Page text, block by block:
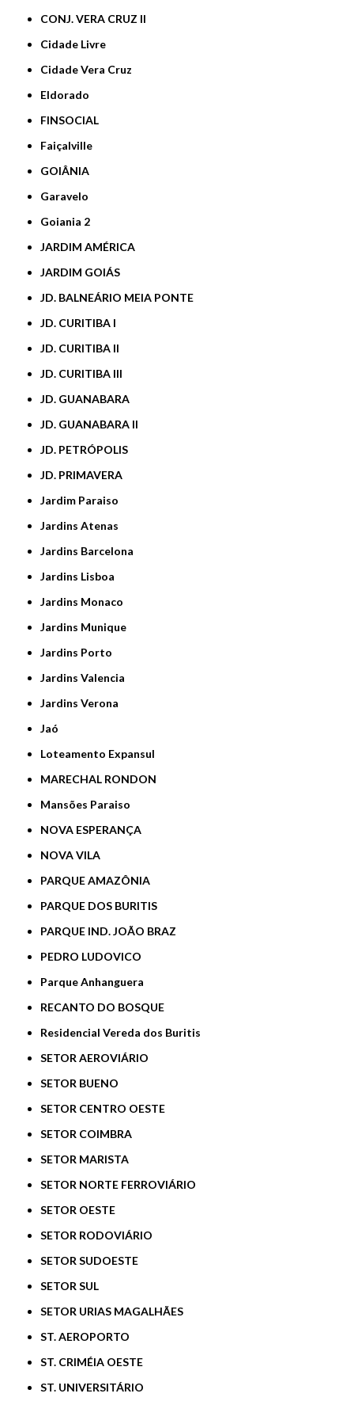
CONJ. VERA CRUZ II
Cidade Livre
Cidade Vera Cruz
Eldorado
FINSOCIAL
Faiçalville
GOIÂNIA
Garavelo
Goiania 2
JARDIM AMÉRICA
JARDIM GOIÁS
JD. BALNEÁRIO MEIA PONTE
JD. CURITIBA I
JD. CURITIBA II
JD. CURITIBA III
JD. GUANABARA
JD. GUANABARA II
JD. PETRÓPOLIS
JD. PRIMAVERA
Jardim Paraiso
Jardins Atenas
Jardins Barcelona
Jardins Lisboa
Jardins Monaco
Jardins Munique
Jardins Porto
Jardins Valencia
Jardins Verona
Jaó
Loteamento Expansul
MARECHAL RONDON
Mansões Paraiso
NOVA ESPERANÇA
NOVA VILA
PARQUE AMAZÔNIA
PARQUE DOS BURITIS
PARQUE IND. JOÃO BRAZ
PEDRO LUDOVICO
Parque Anhanguera
RECANTO DO BOSQUE
Residencial Vereda dos Buritis
SETOR AEROVIÁRIO
SETOR BUENO
SETOR CENTRO OESTE
SETOR COIMBRA
SETOR MARISTA
SETOR NORTE FERROVIÁRIO
SETOR OESTE
SETOR RODOVIÁRIO
SETOR SUDOESTE
SETOR SUL
SETOR URIAS MAGALHÃES
ST. AEROPORTO
ST. CRIMÉIA OESTE
ST. UNIVERSITÁRIO